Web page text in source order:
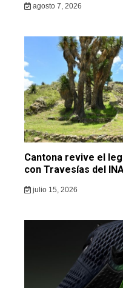
agosto 7, 2026
Cantona revive el
con Travesías del
julio 15, 2026